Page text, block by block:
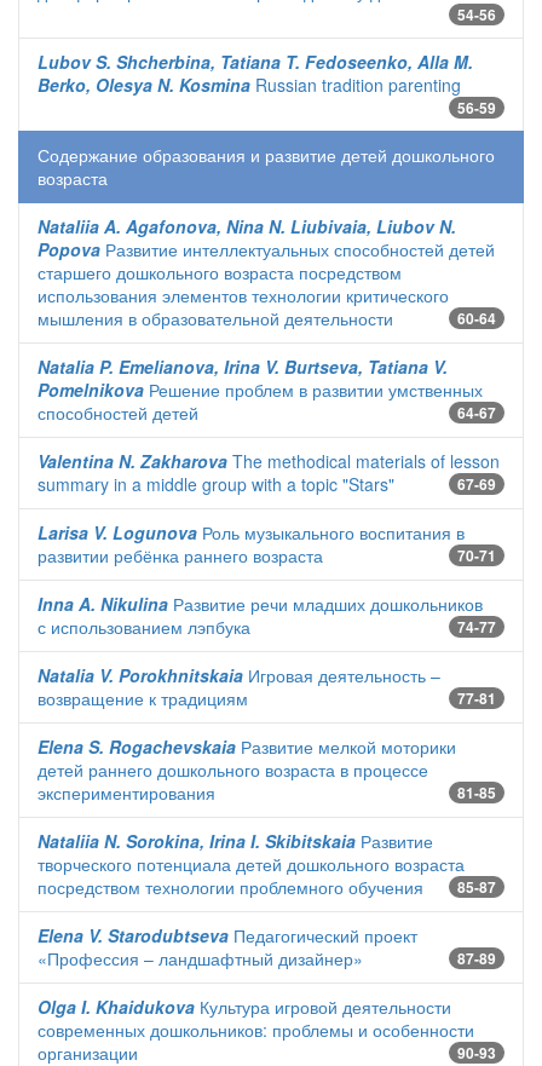
54-56
Lubov S. Shcherbina, Tatiana T. Fedoseenko, Alla M.
Berko, Olesya N. Kosmina Russian tradition parenting
56-59
Содержание образования и развитие детей дошкольного
возраста
Nataliia A. Agafonova, Nina N. Liubivaia, Liubov N.
Popova Развитие интеллектуальных способностей детей
старшего дошкольного возраста посредством
использования элементов технологии критического
мышления в образовательной деятельности
60-64
Natalia P. Emelianova, Irina V. Burtseva, Tatiana V.
Pomelnikova Решение проблем в развитии умственных
способностей детей
64-67
Valentina N. Zakharova The methodical materials of lesson
summary in a middle group with a topic "Stars"
67-69
Larisa V. Logunova Роль музыкального воспитания в
развитии ребёнка раннего возраста
70-71
Inna A. Nikulina Развитие речи младших дошкольников
с использованием лэпбука
74-77
Natalia V. Porokhnitskaia Игровая деятельность –
возвращение к традициям
77-81
Elena S. Rogachevskaia Развитие мелкой моторики
детей раннего дошкольного возраста в процессе
экспериментирования
81-85
Nataliia N. Sorokina, Irina I. Skibitskaia Развитие
творческого потенциала детей дошкольного возраста
посредством технологии проблемного обучения
85-87
Elena V. Starodubtseva Педагогический проект
«Профессия – ландшафтный дизайнер»
87-89
Olga I. Khaidukova Культура игровой деятельности
современных дошкольников: проблемы и особенности
организации
90-93